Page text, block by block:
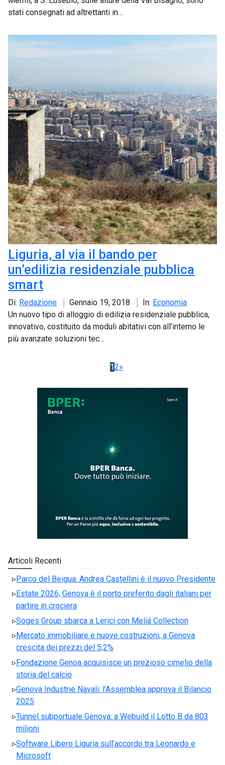
stati consegnati ad altrettanti in…
Liguria, al via il bando per
un’edilizia residenziale pubblica
smart
Di: Redazione Gennaio 19, 2018 In: Economia
Un nuovo tipo di alloggio di edilizia residenziale pubblica,
innovativo, costituito da moduli abitativi con all’interno le
più avanzate soluzioni tec…
12»
Articoli Recenti
Parco del Beigua: Andrea Castellini è il nuovo Presidente
Estate 2026, Genova è il porto preferito dagli italiani per
partire in crociera
Soges Group sbarca a Lerici con Meliá Collection
Mercato immobiliare e nuove costruzioni, a Genova
crescita dei prezzi del 5,2%
Fondazione Genoa acquisisce un prezioso cimelio della
storia del calcio
Genova Industrie Navali: l’Assemblea approva il Bilancio
2025
Tunnel subportuale Genova: a Webuild il Lotto B da 803
milioni
Software Libero Liguria sull’accordo tra Leonardo e
Microsoft